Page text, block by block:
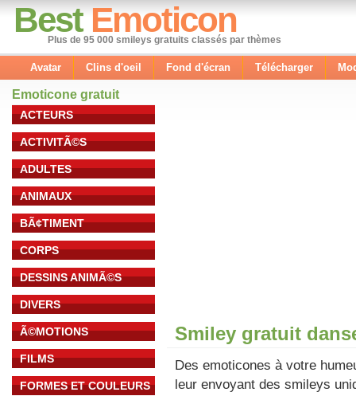
Best Emoticon
Plus de 95 000 smileys gratuits classés par thèmes
Avatar Clins d'oeil Fond d'écran Télécharger
Emoticone gratuit
ACTEURS
ACTIVITÃ©S
ADULTES
ANIMAUX
BÃ¢TIMENT
CORPS
DESSINS ANIMÃ©S
DIVERS
Ã©MOTIONS
FILMS
FORMES ET COULEURS
Smiley gratuit
Des emoticones à votre
leur envoyant des smileys